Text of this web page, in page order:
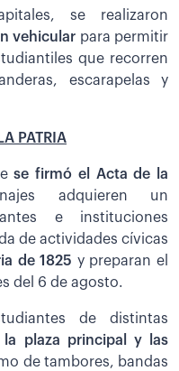
se realizaron
vehicular para permitir
que recorren
escarapelas y
PATRIA
se firmó el Acta de la
adquieren un
e instituciones
de actividades cívicas
de 1825 y preparan el
del 6 de agosto.
de distintas
la plaza principal y las
de tambores, bandas